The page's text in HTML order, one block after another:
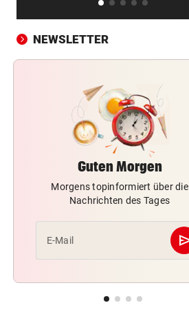
Brasilien-Legende schockt
mit Mallet-Finger
KIND UND PARTNER TOT vor
meldet sich zu Wort
STRATEGIE FEHLT
Schutz vor Drohnen?
hat keinen Plan
LÄNDLE-KICKER SIEGEN vor 7
3:1 nach 0:1! Altach dreht
gegen WSG Tirol
vor
300.000 Euro auf
NEWSLETTER
Guten Morgen
Morgens topinformiert über die
Nachrichten des Tages
E-Mail